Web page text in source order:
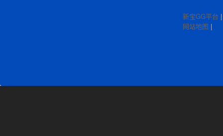
新宝GG平台
网站地图 |